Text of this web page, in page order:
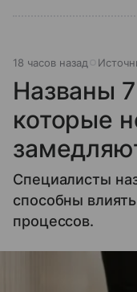
18 часов назад
Названы
которые
Специалисты
способны
процессов.